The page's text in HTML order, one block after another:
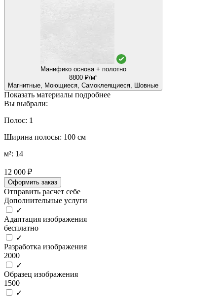
Манифико основа + полотно
8800 ₽/м²
Магнитные, Моющиеся, Самоклеящиеся, Шовные
Показать материалы подробнее
Вы выбрали:
Полос: 1
Ширина полосы: 100 см
м²: 14
12 000 ₽
Оформить заказ
Отправить расчет себе
Дополнительные услуги
✓
Адаптация изображения
бесплатно
✓
Разработка изображения
2000
✓
Образец изображения
1500
✓